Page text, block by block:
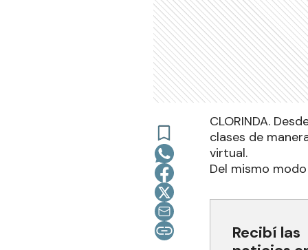
CLORINDA.
clases de
virtual.
Del mismo
Recibí las